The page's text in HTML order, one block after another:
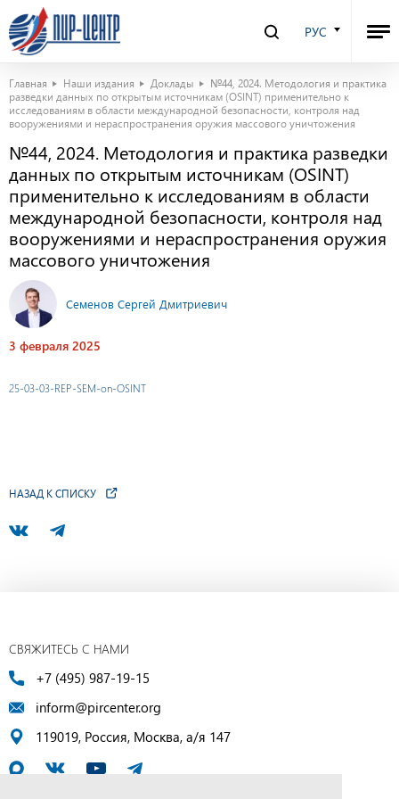
РУС
Главная Наши издания Доклады
№44, 2024. Методология и практика
разведки данных по открытым источникам (OSINT) применительно к
исследованиям в области международной безопасности, контроля над
вооружениями и нераспространения оружия массового уничтожения
№44, 2024. Методология и практика разведки
данных по открытым источникам (OSINT)
применительно к исследованиям в области
международной безопасности, контроля над
вооружениями и нераспространения оружия
массового уничтожения
Семенов Сергей Дмитриевич
3 февраля 2025
25-03-03-REP-SEM-on-OSINT
НАЗАД К СПИСКУ
СВЯЖИТЕСЬ С НАМИ
+7 (495) 987-19-15
inform@pircenter.org
119019, Россия, Москва, а/я 147